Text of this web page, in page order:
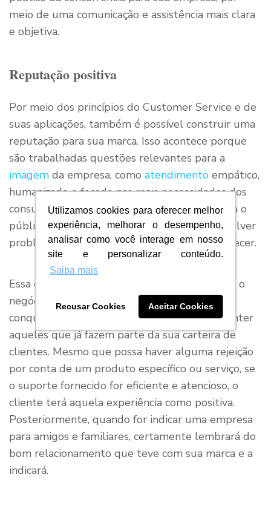
Utilizamos cookies para oferecer melhor
experiência, melhorar o desempenho,
analisar como você interage em nosso
site e personalizar conteúdo.
Saiba mais
Recusar Cookies Aceitar Cookies
meio de uma comunicação e assistência mais clara
e objetiva.
Reputação positiva
Por meio dos princípios do Customer Service e de
suas aplicações, também é possível construir uma
reputação para sua marca. Isso acontece porque
são trabalhadas questões relevantes para a
imagem da empresa, como atendimento empático,
humanizado e focado nas reais necessidades dos
consumidores. Com isso, é fundamentado para o
público que seu negócio se preocupa em resolver
problemas, evitando que eles voltem a acontecer.
Essa estratégia é de muita rentabilidade para o
negócio, pois melhor — e mais barato — que
conquistar um novo consumidor é reter e manter
aqueles que já fazem parte da sua carteira de
clientes. Mesmo que possa haver alguma rejeição
por conta de um produto específico ou serviço, se
o suporte fornecido for eficiente e atencioso, o
cliente terá aquela experiência como positiva.
Posteriormente, quando for indicar uma empresa
para amigos e familiares, certamente lembrará do
bom relacionamento que teve com sua marca e a
indicará.